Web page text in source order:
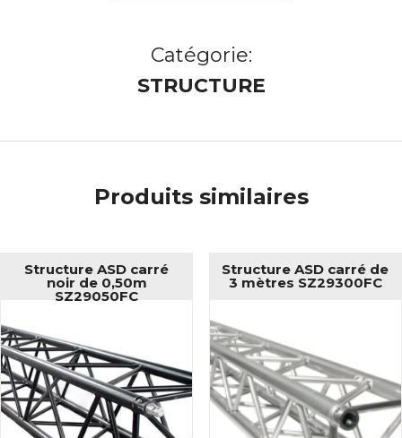
Catégorie:
STRUCTURE
Produits similaires
Structure ASD carré
noir de 0,50m
SZ29050FC
Structure ASD carré de
3 mètres SZ29300FC